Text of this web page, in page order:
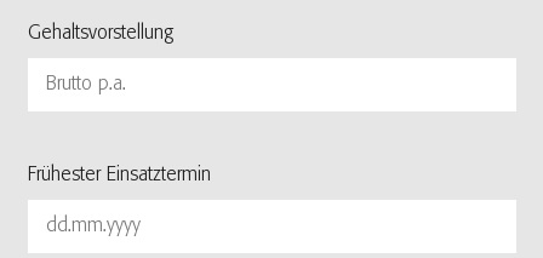
Gehaltsvorstellung
Frühester Einsatztermin